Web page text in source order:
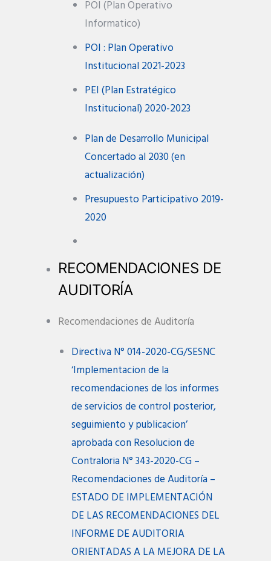
POI (Plan Operativo
Informatico)
POI : Plan Operativo
Institucional 2021-2023
PEI (Plan Estratégico
Institucional) 2020-2023
Plan de Desarrollo Municipal
Concertado al 2030 (en
actualización)
Presupuesto Participativo 2019-
2020
RECOMENDACIONES DE
AUDITORÍA
Recomendaciones de Auditoría
Directiva N° 014-2020-CG/SESNC
‘Implementacion de la
recomendaciones de los informes
de servicios de control posterior,
seguimiento y publicacion’
aprobada con Resolucion de
Contraloria N° 343-2020-CG –
Recomendaciones de Auditoría –
ESTADO DE IMPLEMENTACIÓN
DE LAS RECOMENDACIONES DEL
INFORME DE AUDITORIA
ORIENTADAS A LA MEJORA DE LA